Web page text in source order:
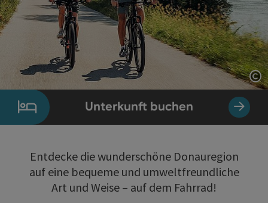
Unterkunft buchen
Entdecke die wunderschöne Donauregion
auf eine bequeme und umweltfreundliche
Art und Weise – auf dem Fahrrad!